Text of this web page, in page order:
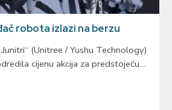
robota izlazi na berzu
(Unitree / Yushu Technology)
cijenu akcija za predstojeću…